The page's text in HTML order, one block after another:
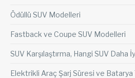
Ödüllü SUV Modelleri
Fastback ve Coupe SUV Modelleri
SUV Karşılaştırma, Hangi SUV Daha
Elektrikli Araç Şarj Süresi ve